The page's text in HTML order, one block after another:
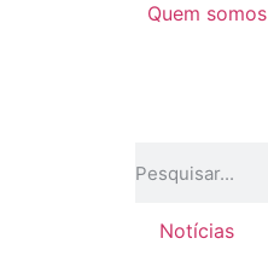
Quem somos
Notícias